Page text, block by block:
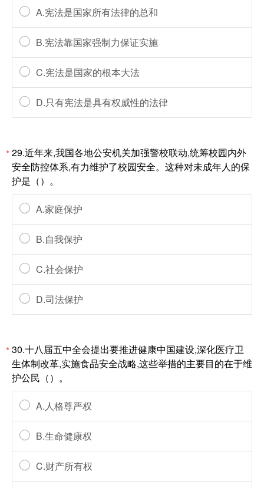
A.宪法是国家所有法律的总和
B.宪法靠国家强制力保证实施
C.宪法是国家的根本大法
D.只有宪法是具有权威性的法律
*29.近年来,我国各地公安机关加强警校联动,统筹校园内外
安全防控体系,有力维护了校园安全。这种对未成年人的保
护是（）。
A.家庭保护
B.自我保护
C.社会保护
D.司法保护
*30.十八届五中全会提出要推进健康中国建设,深化医疗卫
生体制改革,实施食品安全战略,这些举措的主要目的在于维
护公民（）。
A.人格尊严权
B.生命健康权
C.财产所有权